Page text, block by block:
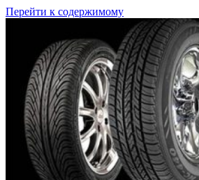
Перейти к содержимому